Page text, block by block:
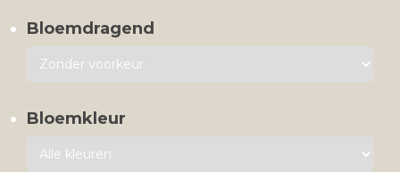
Bloemdragend
Bloemkleur